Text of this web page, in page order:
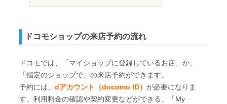
ドコモショップの来店予約の流れ
ドコモでは、「マイショップに登録しているお店」か、
「指定のショップで」の来店予約ができます。
予約には、 dアカウント（docomo ID） が必要になりま
す。利用料金の確認や契約変更などができる、「My